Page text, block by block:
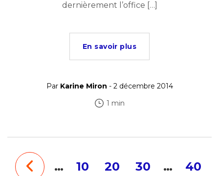
dernièrement l’office […]
En savoir plus
Par Karine Miron - 2 décembre 2014
1 min
… 10 20 30 … 40